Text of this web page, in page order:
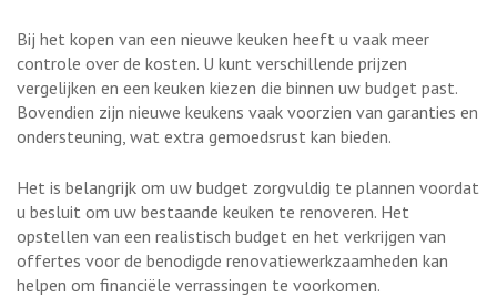
Bij het kopen van een nieuwe keuken heeft u vaak meer
controle over de kosten. U kunt verschillende prijzen
vergelijken en een keuken kiezen die binnen uw budget past.
Bovendien zijn nieuwe keukens vaak voorzien van garanties en
ondersteuning, wat extra gemoedsrust kan bieden.
Het is belangrijk om uw budget zorgvuldig te plannen voordat
u besluit om uw bestaande keuken te renoveren. Het
opstellen van een realistisch budget en het verkrijgen van
offertes voor de benodigde renovatiewerkzaamheden kan
helpen om financiële verrassingen te voorkomen.